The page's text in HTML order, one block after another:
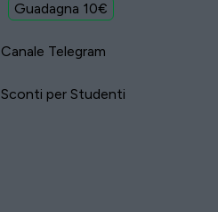
Guadagna 10€
Canale Telegram
Sconti per Studenti